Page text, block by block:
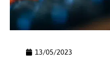
13/05/2023